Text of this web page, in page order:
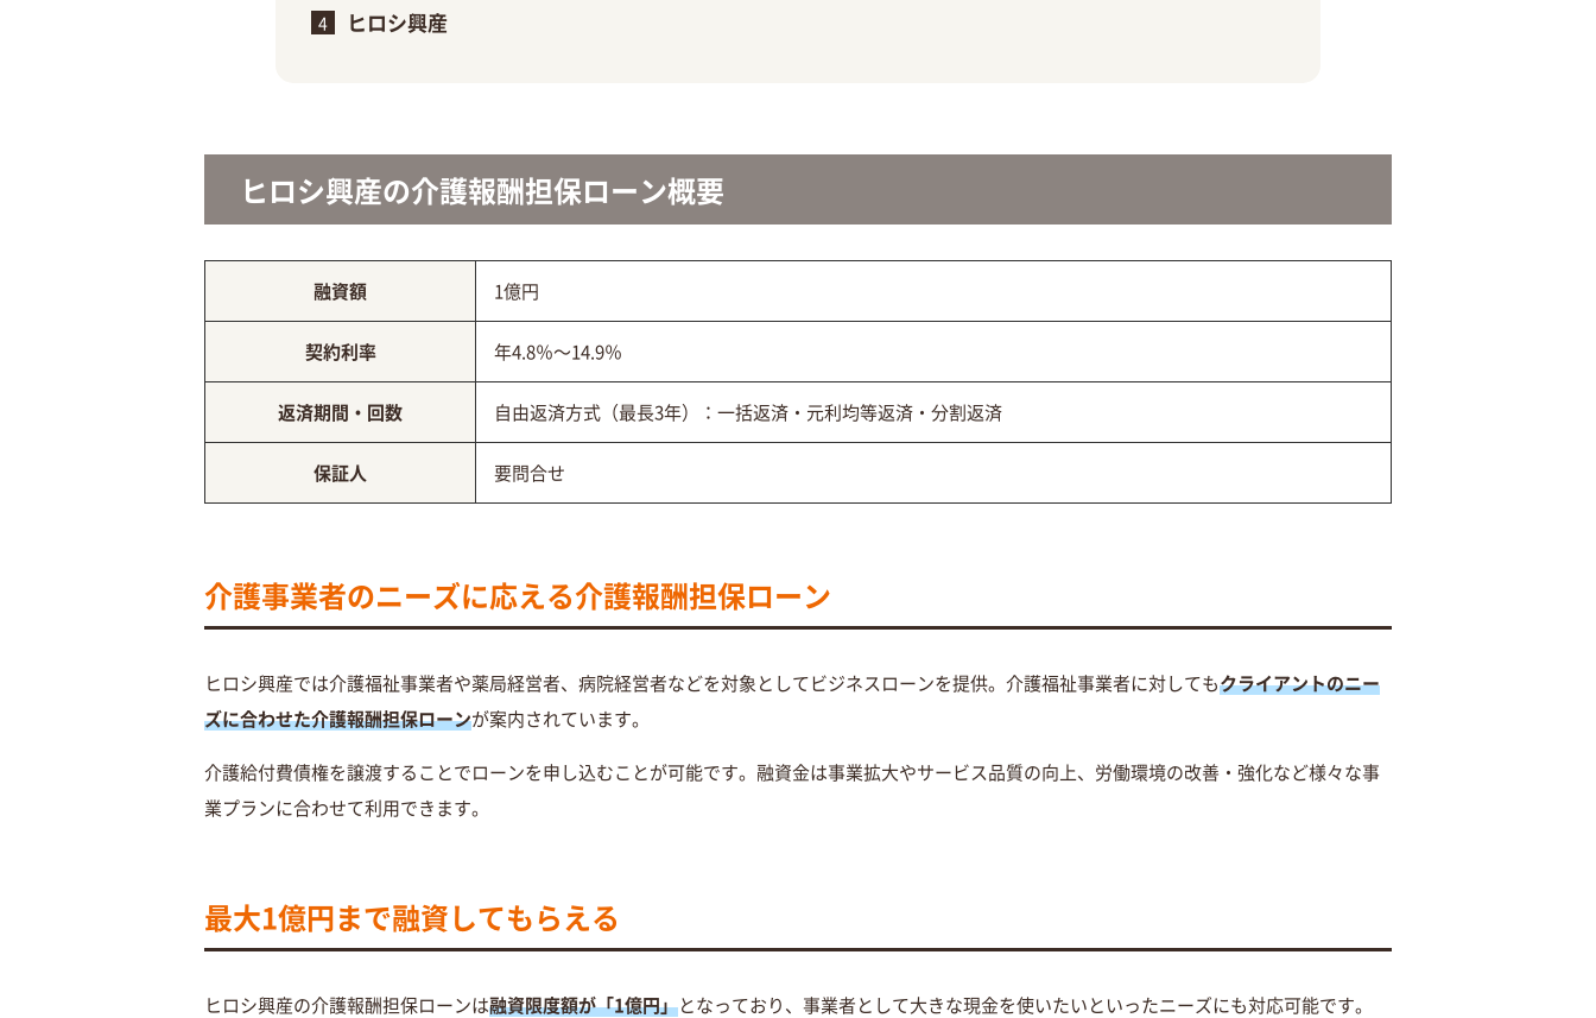
ヒロシ興産
ヒロシ興産の介護報酬担保ローン概要
融資額 1億円
契約利率 年4.8％～14.9％
返済期間・回数 自由返済方式（最長3年）：一括返済・元利均等返済・分割返済
保証人 要問合せ
介護事業者のニーズに応える介護報酬担保ローン
ヒロシ興産では介護福祉事業者や薬局経営者、病院経営者などを対象としてビジネスローンを提供。介護福祉事業者に対してもクライアントのニー
ズに合わせた介護報酬担保ローンが案内されています。
介護給付費債権を譲渡することでローンを申し込むことが可能です。融資金は事業拡大やサービス品質の向上、労働環境の改善・強化など様々な事
業プランに合わせて利用できます。
最大1億円まで融資してもらえる
ヒロシ興産の介護報酬担保ローンは融資限度額が「1億円」となっており、事業者として大きな現金を使いたいといったニーズにも対応可能です。